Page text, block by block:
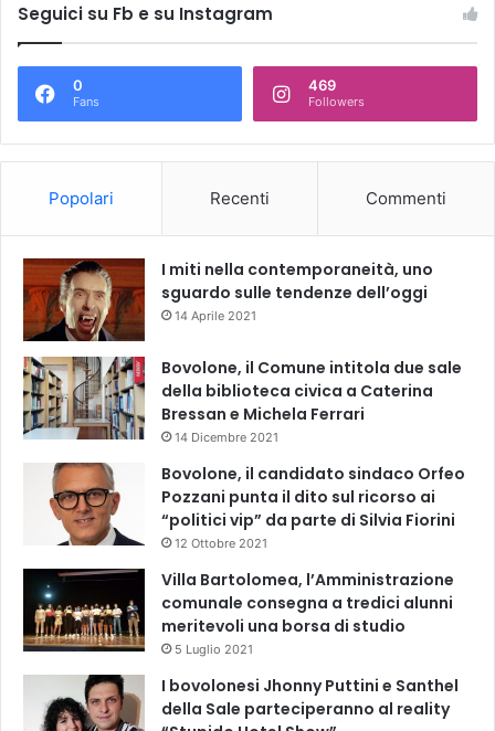
Seguici su Fb e su Instagram
0
Fans
469
Followers
Popolari Recenti Commenti
I miti nella contemporaneità, uno
sguardo sulle tendenze dell’oggi
14 Aprile 2021
Bovolone, il Comune intitola due sale
della biblioteca civica a Caterina
Bressan e Michela Ferrari
14 Dicembre 2021
Bovolone, il candidato sindaco Orfeo
Pozzani punta il dito sul ricorso ai
“politici vip” da parte di Silvia Fiorini
12 Ottobre 2021
Villa Bartolomea, l’Amministrazione
comunale consegna a tredici alunni
meritevoli una borsa di studio
5 Luglio 2021
I bovolonesi Jhonny Puttini e Santhel
della Sale parteciperanno al reality